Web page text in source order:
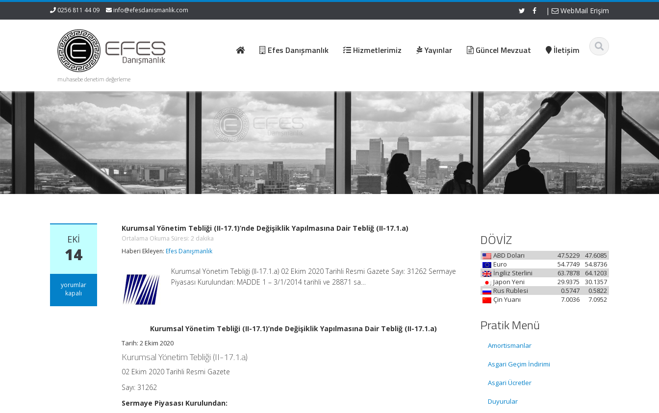
0256 811 44 09 info@efesdanismanlik.com | WebMail Erişim
muhasebe denetim değerleme
Efes Danışmanlık Hizmetlerimiz Yayınlar Güncel Mevzuat İletişim
EKI
14
Kurumsal
Yönetim
yorumlar
kapalı
Kurumsal Yönetim Tebliği (II-17.1)’nde Değişiklik Yapılmasına Dair Tebliğ (II-17.1.a)
Ortalama Okuma Süresi:2 dakika
Haberi Ekleyen:Efes Danışmanlık
Kurumsal Yönetim Tebliği (II-17.1.a) 02 Ekim 2020 Tarihli Resmi Gazete Sayı: 31262 Sermaye
Piyasası Kurulundan: MADDE 1 – 3/1/2014 tarihli ve 28871 sa…
Kurumsal Yönetim Tebliği (II-17.1)’nde Değişiklik Yapılmasına Dair Tebliğ (II-17.1.a)
Tarih: 2 Ekim 2020
Kurumsal Yönetim Tebliği (II-17.1.a)
02 Ekim 2020 Tarihli Resmi Gazete
Sayı: 31262
Sermaye Piyasası Kurulundan:
DÖVİZ
ABD Doları 47.6085
47.5229
Euro
54.8736
54.7749
İngiliz Sterlini
64.1203
63.7878
Japon Yeni
30.1357
29.9375
Rus Rublesi
0.5822
0.5747
Çin Yuanı
7.0952
7.0036
Pratik Menü
Amortismanlar
Asgari Geçim İndirimi
Asgari Ücretler
Duyurular